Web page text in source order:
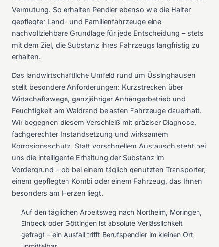
Vermutung. So erhalten Pendler ebenso wie die Halter
gepflegter Land- und Familienfahrzeuge eine
nachvollziehbare Grundlage für jede Entscheidung – stets
mit dem Ziel, die Substanz ihres Fahrzeugs langfristig zu
erhalten.
Das landwirtschaftliche Umfeld rund um Üssinghausen
stellt besondere Anforderungen: Kurzstrecken über
Wirtschaftswege, ganzjähriger Anhängerbetrieb und
Feuchtigkeit am Waldrand belasten Fahrzeuge dauerhaft.
Wir begegnen diesem Verschleiß mit präziser Diagnose,
fachgerechter Instandsetzung und wirksamem
Korrosionsschutz. Statt vorschnellem Austausch steht bei
uns die intelligente Erhaltung der Substanz im
Vordergrund – ob bei einem täglich genutzten Transporter,
einem gepflegten Kombi oder einem Fahrzeug, das Ihnen
besonders am Herzen liegt.
Auf den täglichen Arbeitsweg nach Northeim, Moringen,
Einbeck oder Göttingen ist absolute Verlässlichkeit
gefragt – ein Ausfall trifft Berufspendler im kleinen Ort